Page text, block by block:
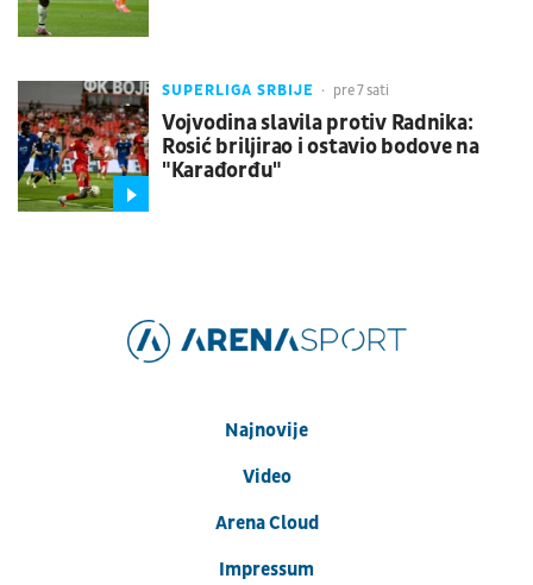
SUPERLIGA SRBIJE pre 7 sati
Vojvodina slavila protiv Radnika:
Rosić briljirao i ostavio bodove na
"Karađorđu"
Najnovije
Video
Arena Cloud
Impressum